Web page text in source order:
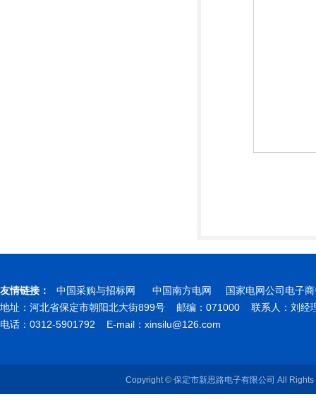
友情链接： 中国采购与招标网 中国南方电网
国家电网公司电子
地址：河北省保定市朝阳北大街899号 邮编：071000 联系人：刘
电话：0312-5901792 E-mail： xinsilu@126.com
Copyright © 保定市新思路电子有限公司 All